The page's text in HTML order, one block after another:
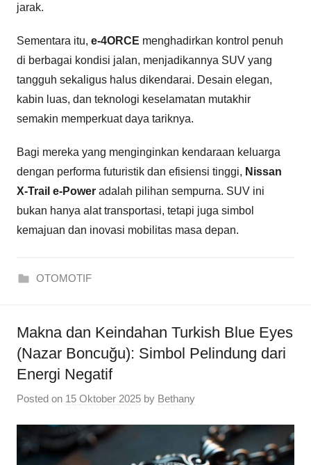
jarak.
Sementara itu, e-4ORCE menghadirkan kontrol penuh
di berbagai kondisi jalan, menjadikannya SUV yang
tangguh sekaligus halus dikendarai. Desain elegan,
kabin luas, dan teknologi keselamatan mutakhir
semakin memperkuat daya tariknya.
Bagi mereka yang menginginkan kendaraan keluarga
dengan performa futuristik dan efisiensi tinggi, Nissan
X-Trail e-Power adalah pilihan sempurna. SUV ini
bukan hanya alat transportasi, tetapi juga simbol
kemajuan dan inovasi mobilitas masa depan.
OTOMOTIF
Makna dan Keindahan Turkish Blue Eyes
(Nazar Boncuğu): Simbol Pelindung dari
Energi Negatif
Posted on 15 Oktober 2025 by Bethany